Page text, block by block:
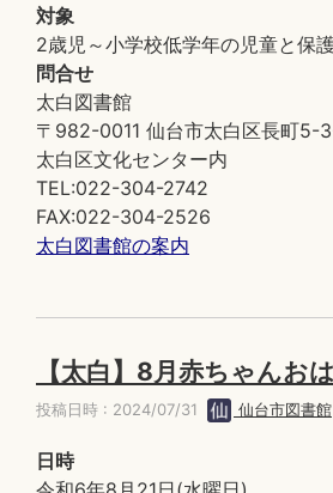
対象
2歳児～小学校低学年の児童と保
問合せ
太白図書館
〒982-0011 仙台市太白区長町5-
太白区文化センター内
TEL:022-304-2742
FAX:022-304-2526
太白図書館の案内
【太白】8月赤ちゃんお
投稿日時 : 2024/07/31 仙台市図書館
日時